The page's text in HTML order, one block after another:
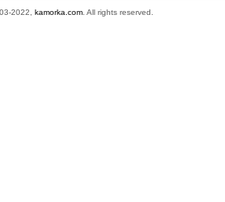
2022, kamorka.com. All rights reserved.